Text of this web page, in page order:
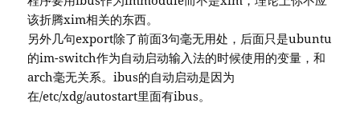
该折腾xim相关的东西。
另外几句export除了前面3句毫无用处，后面只是ubuntu
的im-switch作为自动启动输入法的时候使用的变量，和
arch毫无关系。ibus的自动启动是因为
在/etc/xdg/autostart里面有ibus。